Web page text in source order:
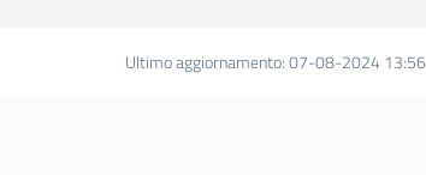
Ultimo aggiornamento:07-08-2024 13:56